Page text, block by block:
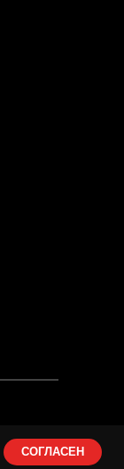
СОГЛАСЕН